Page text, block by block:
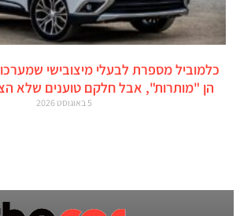
כלמוביל מספרת לבעלי מיצובישי
הן "מותרות", אבל חלקם טוענים שלא
5 באוגוסט 2026